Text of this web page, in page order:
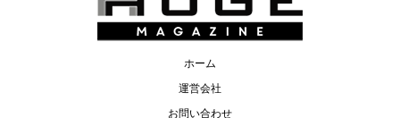
ホーム
運営会社
お問い合わせ